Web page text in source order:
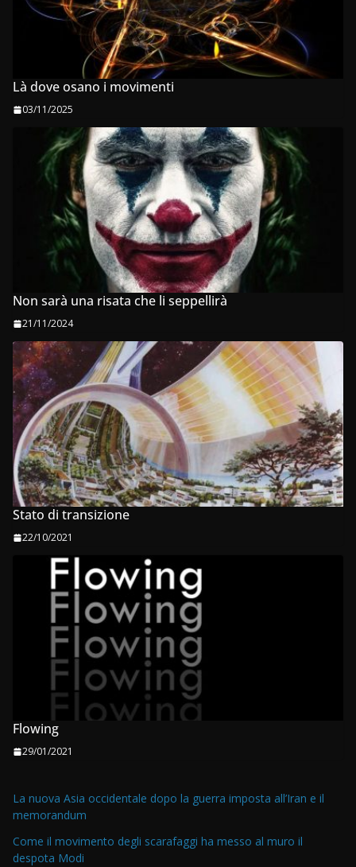
Là dove osano i movimenti
03/11/2025
Non sarà una risata che li seppellirà
21/11/2024
Stato di transizione
22/10/2021
Flowing
29/01/2021
La nuova Asia occidentale dopo la guerra imposta all’Iran e il
memorandum
Come il movimento degli scarafaggi ha messo al muro il
despota Modi